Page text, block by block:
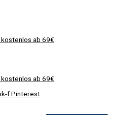
ab 69€
ab 69€
fPinterest